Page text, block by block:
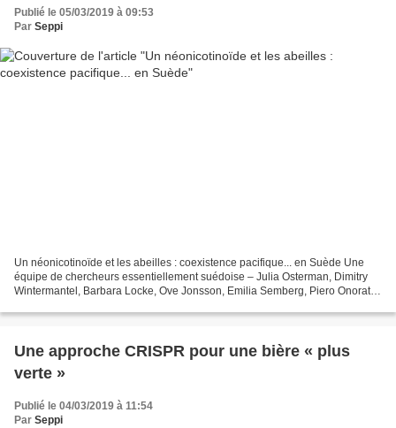
Publié le 05/03/2019 à 09:53
Par Seppi
Un néonicotinoïde et les abeilles : coexistence pacifique... en Suède Une
équipe de chercheurs essentiellement suédoise – Julia Osterman, Dimitry
Wintermantel, Barbara Locke, Ove Jonsson, Emilia Semberg, Piero Onorati,
Une approche CRISPR pour une bière « plus
verte »
Publié le 04/03/2019 à 11:54
Par Seppi